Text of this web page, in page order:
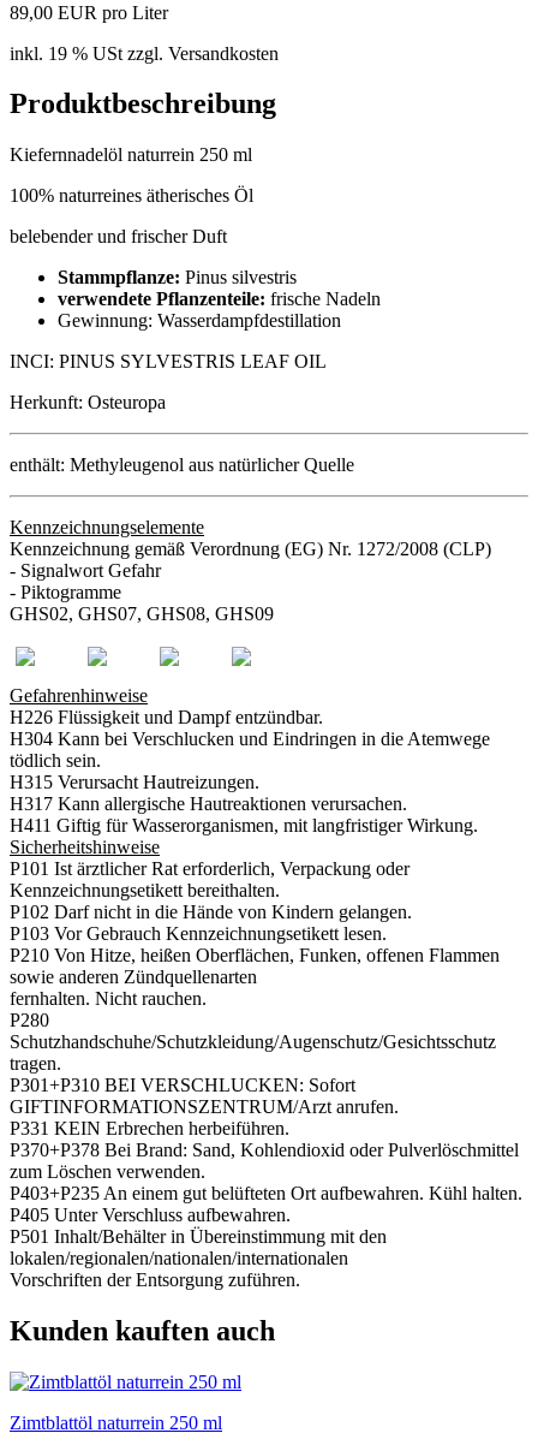
89,00 EUR pro Liter
inkl. 19 % USt zzgl. Versandkosten
Produktbeschreibung
Kiefernnadelöl naturrein 250 ml
100% naturreines ätherisches Öl
belebender und frischer Duft
Stammpflanze: Pinus silvestris
verwendete Pflanzenteile: frische Nadeln
Gewinnung: Wasserdampfdestillation
INCI: PINUS SYLVESTRIS LEAF OIL
Herkunft: Osteuropa
enthält: Methyleugenol aus natürlicher Quelle
Kennzeichnungselemente
Kennzeichnung gemäß Verordnung (EG) Nr. 1272/2008 (CLP)
- Signalwort Gefahr
- Piktogramme
GHS02, GHS07, GHS08, GHS09
Gefahrenhinweise
H226 Flüssigkeit und Dampf entzündbar.
H304 Kann bei Verschlucken und Eindringen in die Atemwege
tödlich sein.
H315 Verursacht Hautreizungen.
H317 Kann allergische Hautreaktionen verursachen.
H411 Giftig für Wasserorganismen, mit langfristiger Wirkung.
Sicherheitshinweise
P101 Ist ärztlicher Rat erforderlich, Verpackung oder
Kennzeichnungsetikett bereithalten.
P102 Darf nicht in die Hände von Kindern gelangen.
P103 Vor Gebrauch Kennzeichnungsetikett lesen.
P210 Von Hitze, heißen Oberflächen, Funken, offenen Flammen
sowie anderen Zündquellenarten
fernhalten. Nicht rauchen.
P280
Schutzhandschuhe/Schutzkleidung/Augenschutz/Gesichtsschutz
tragen.
P301+P310 BEI VERSCHLUCKEN: Sofort
GIFTINFORMATIONSZENTRUM/Arzt anrufen.
P331 KEIN Erbrechen herbeiführen.
P370+P378 Bei Brand: Sand, Kohlendioxid oder Pulverlöschmittel
zum Löschen verwenden.
P403+P235 An einem gut belüfteten Ort aufbewahren. Kühl halten.
P405 Unter Verschluss aufbewahren.
P501 Inhalt/Behälter in Übereinstimmung mit den
lokalen/regionalen/nationalen/internationalen
Vorschriften der Entsorgung zuführen.
Kunden kauften auch
Zimtblattöl naturrein 250 ml